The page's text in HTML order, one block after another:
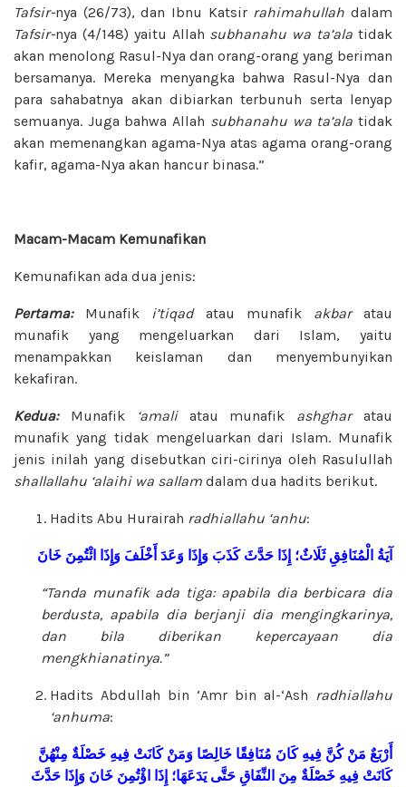
Tafsir-nya (26/73), dan Ibnu Katsir rahimahullah dalam
Tafsir-nya (4/148) yaitu Allah subhanahu wa ta’ala tidak
akan menolong Rasul-Nya dan orang-orang yang beriman
bersamanya. Mereka menyangka bahwa Rasul-Nya dan
para sahabatnya akan dibiarkan terbunuh serta lenyap
semuanya. Juga bahwa Allah subhanahu wa ta’ala tidak
akan memenangkan agama-Nya atas agama orang-orang
kafir, agama-Nya akan hancur binasa.”
Macam-Macam Kemunafikan
Kemunafikan ada dua jenis:
Pertama: Munafik i’tiqad atau munafik akbaratau
munafik yang mengeluarkan dari Islam, yaitu
menampakkan keislaman dan menyembunyikan
kekafiran.
Kedua: Munafik ‘amali atau munafik ashgharatau
munafik yang tidak mengeluarkan dari Islam. Munafik
jenis inilah yang disebutkan ciri-cirinya oleh Rasulullah
shallallahu ‘alaihi wa sallam dalam dua hadits berikut.
Hadits Abu Hurairah radhiallahu ‘anhu:
آيَةُ الْمُنَافِقِ ثَلَاثٌ؛ إِذَا حَدَّثَ كَذَبَ وَإِذَا وَعَدَ أَخْلَفَ وَإِذَا ائْتُمِنَ خَانَ
“Tanda munafik ada tiga: apabila dia berbicara dia
berdusta, apabila dia berjanji dia mengingkarinya,
dan bila diberikan
kepercayaan dia
mengkhianatinya.”
Hadits Abdullah bin ‘Amr bin al-‘Ash radhiallahu
‘anhuma:
أَرْبَعٌ مَنْ كُنَّ فِيهِ كَانَ مُنَافِقًا خَالِصًا وَمَنْ كَانَتْ فِيهِ خَصْلَةٌ مِنْهُنَّ
كَانَتْ فِيهِ خَصْلَةٌ مِنَ النِّفَاقِ حَتَّى يَدَعَهَا؛ إِذَا اؤْتُمِنَ خَانَ وَإِذَا حَدَّثَ